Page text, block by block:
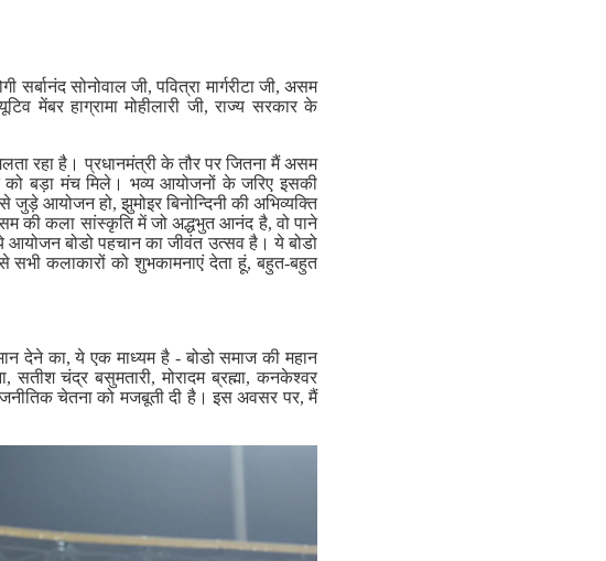
सोनोवाल जी, पवित्रा मार्गरीटा जी, असम
मेंबर हाग्रामा मोहीलारी जी, राज्य सरकार के
रहा है। प्रधानमंत्री के तौर पर जितना मैं असम
बड़ा मंच मिले। भव्य आयोजनों के जरिए इसकी
आयोजन हो, झुमोइर बिनोन्दिनी की अभिव्यक्ति
की कला सांस्कृति में जो अद्धभुत आनंद है, वो पाने
आयोजन बोडो पहचान का जीवंत उत्सव है। ये बोडो
कलाकारों को शुभकामनाएं देता हूं, बहुत-बहुत
देने का, ये एक माध्यम है - बोडो समाज की महान
सतीश चंद्र बसुमतारी, मोरादम ब्रह्मा, कनकेश्वर
चेतना को मजबूती दी है। इस अवसर पर, मैं